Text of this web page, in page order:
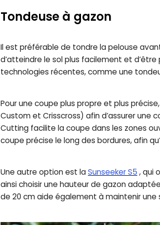
Tondeuse à gazon
Il est préférable de tondre la pelouse
d’atteindre le sol plus facilement et
technologies récentes, comme une
Pour une coupe plus propre et plus
Custom et Crisscross) afin d’assurer une
Cutting facilite la coupe dans les zones
coupe précise le long des bordures, afin
Une autre option est laSunseeker S5 , qui
ainsi choisir une hauteur de gazon
de 20 cm aide également à maintenir une